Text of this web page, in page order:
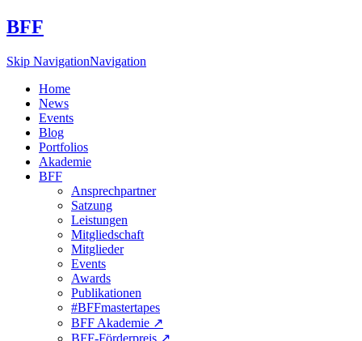
BFF
Skip NavigationNavigation
Home
News
Events
Blog
Portfolios
Akademie
BFF
Ansprechpartner
Satzung
Leistungen
Mitgliedschaft
Mitglieder
Events
Awards
Publikationen
#BFFmastertapes
BFF Akademie ↗︎
BFF-Förderpreis ↗︎